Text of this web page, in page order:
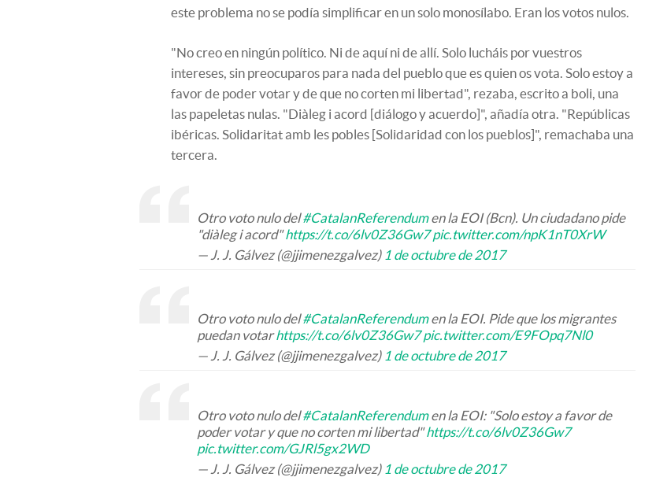
este problema no se podía simplificar en un solo monosílabo. Eran los votos nulos.
"No creo en ningún político. Ni de aquí ni de allí. Solo lucháis por vuestros
intereses, sin preocuparos para nada del pueblo que es quien os vota. Solo estoy a
favor de poder votar y de que no corten mi libertad", rezaba, escrito a boli, una
las papeletas nulas. "Diàleg i acord [diálogo y acuerdo]", añadía otra. "Repúblicas
ibéricas. Solidaritat amb les pobles [Solidaridad con los pueblos]", remachaba una
tercera.
Otro voto nulo del#CatalanReferendumen la EOI (Bcn). Un ciudadano pide
"diàleg i acord"https://t.co/6lv0Z36Gw7 pic.twitter.com/npK1nT0XrW
— J. J. Gálvez (@jjimenezgalvez) 1 de octubre de 2017
Otro voto nulo del#CatalanReferendumen la EOI. Pide que los migrantes
puedan votarhttps://t.co/6lv0Z36Gw7 pic.twitter.com/E9FOpq7Nl0
— J. J. Gálvez (@jjimenezgalvez) 1 de octubre de 2017
Otro voto nulo del#CatalanReferendumen la EOI: "Solo estoy a favor de
poder votar y que no corten mi libertad"https://t.co/6lv0Z36Gw7
pic.twitter.com/GJRl5gx2WD
— J. J. Gálvez (@jjimenezgalvez) 1 de octubre de 2017